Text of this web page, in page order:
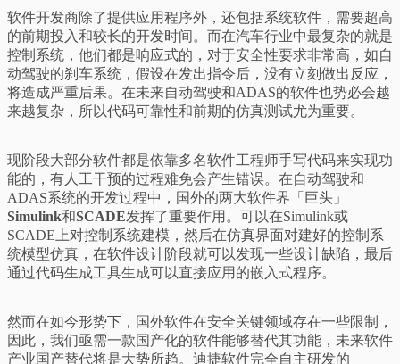
软件开发商除了提供应用程序外，还包括系统软件，需要超高
的前期投入和较长的开发时间。而在汽车行业中最复杂的就是
控制系统，他们都是响应式的，对于安全性要求非常高，如自
动驾驶的刹车系统，假设在发出指令后，没有立刻做出反应，
将造成严重后果。在未来自动驾驶和ADAS的软件也势必会越
来越复杂，所以代码可靠性和前期的仿真测试尤为重要。
现阶段大部分软件都是依靠多名软件工程师手写代码来实现功
能的，有人工干预的过程难免会产生错误。在自动驾驶和
ADAS系统的开发过程中，国外的两大软件界「巨头」
Simulink和SCADE发挥了重要作用。可以在Simulink或
SCADE上对控制系统建模，然后在仿真界面对建好的控制系
统模型仿真，在软件设计阶段就可以发现一些设计缺陷，最后
通过代码生成工具生成可以直接应用的嵌入式程序。
然而在如今形势下，国外软件在安全关键领域存在一些限制，
因此，我们亟需一款国产化的软件能够替代其功能，未来软件
产业国产替代将是大势所趋。迪捷软件完全自主研发的